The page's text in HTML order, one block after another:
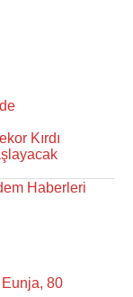
Kırdı
Haberleri